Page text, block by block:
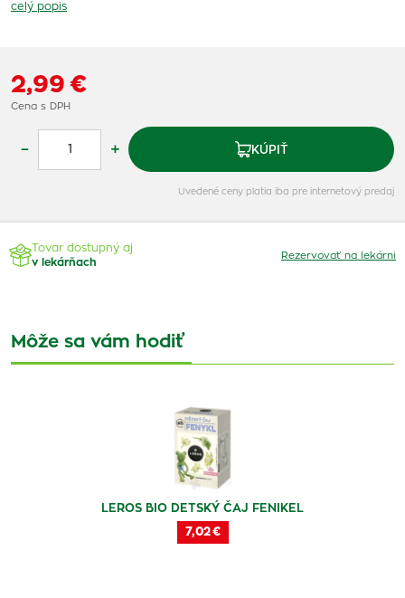
celý popis
2,99 €
Cena s DPH
– + KÚPIŤ
Uvedené ceny platia iba pre internetový predaj
Tovar dostupný aj
v lekárňach
Rezervovať na lekárni
Môže sa vám hodiť
LEROS BIO DETSKÝ ČAJ FENIKEL
7,02 €